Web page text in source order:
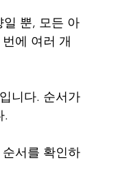
뿐, 모든 아
에 여러 개
니다. 순서가
.
서를 확인하